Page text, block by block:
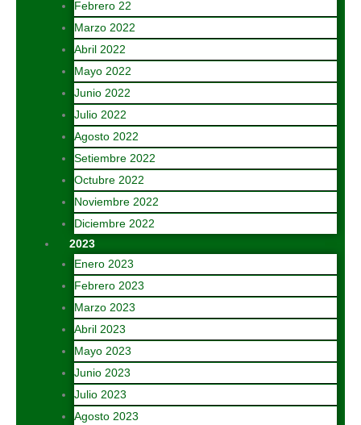
Febrero 22
Marzo 2022
Abril 2022
Mayo 2022
Junio 2022
Julio 2022
Agosto 2022
Setiembre 2022
Octubre 2022
Noviembre 2022
Diciembre 2022
2023
Enero 2023
Febrero 2023
Marzo 2023
Abril 2023
Mayo 2023
Junio 2023
Julio 2023
Agosto 2023